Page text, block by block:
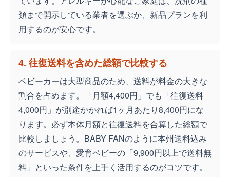
類まで開示している業者を選ぶか、新品プランを利
用するのが安心です。
4. 往復送料を含めた総額で比較する
ベビーカーは大型商品のため、送料が料金の大きな
割合を占めます。「月額4,400円」でも「往復送料
4,000円」が別途かかれば1ヶ月あたり8,400円にな
ります。必ず本体月額と往復送料を合算した総額で
比較しましょう。BABY FANのように本州送料込み
のサービスや、愛育ベビーの「9,900円以上で送料無
料」といった条件を上手く活用するのがコツです。